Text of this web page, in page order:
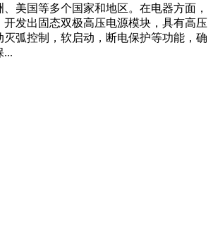
美国等多个国家和地区。在电器方面，
发出固态双极高压电源模块，具有高压
弧控制，软启动，断电保护等功能，确
...